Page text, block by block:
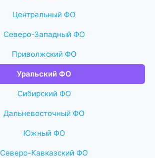
Центральный ФО
Северо-Западный ФО
Приволжский ФО
Уральский ФО
Сибирский ФО
Дальневосточный ФО
Южный ФО
Северо-Кавказский ФО